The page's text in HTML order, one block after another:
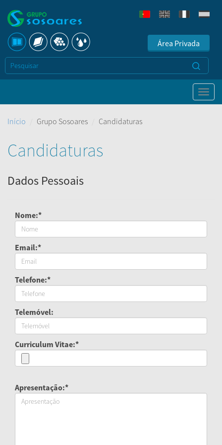
Área Privada
Início Grupo Sosoares Candidaturas
Candidaturas
Dados Pessoais
Nome:*
Email:*
Telefone:*
Telemóvel:
Curriculum Vitae:*
Apresentação:*